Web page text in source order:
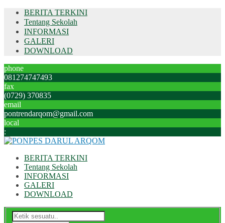
BERITA TERKINI
Tentang Sekolah
INFORMASI
GALERI
DOWNLOAD
phone
081274747493
fax
(0729) 370835
email
pontrendarqom@gmail.com
local
:
BERITA TERKINI
Tentang Sekolah
INFORMASI
GALERI
DOWNLOAD